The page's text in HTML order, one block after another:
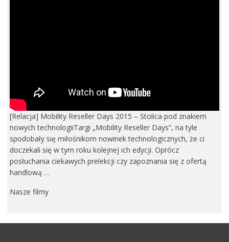
[Relacja] Mobility Reseller Days 2015 – Stolica pod znakiem
nowych technologiiTargi „Mobility Reseller Days”, na tyle
spodobały się miłośnikom nowinek technologicznych, że ci
doczekali się w tym roku kolejnej ich edycji. Oprócz
posłuchania ciekawych prelekcji czy zapoznania się z ofertą
handlową …
Nasze filmy